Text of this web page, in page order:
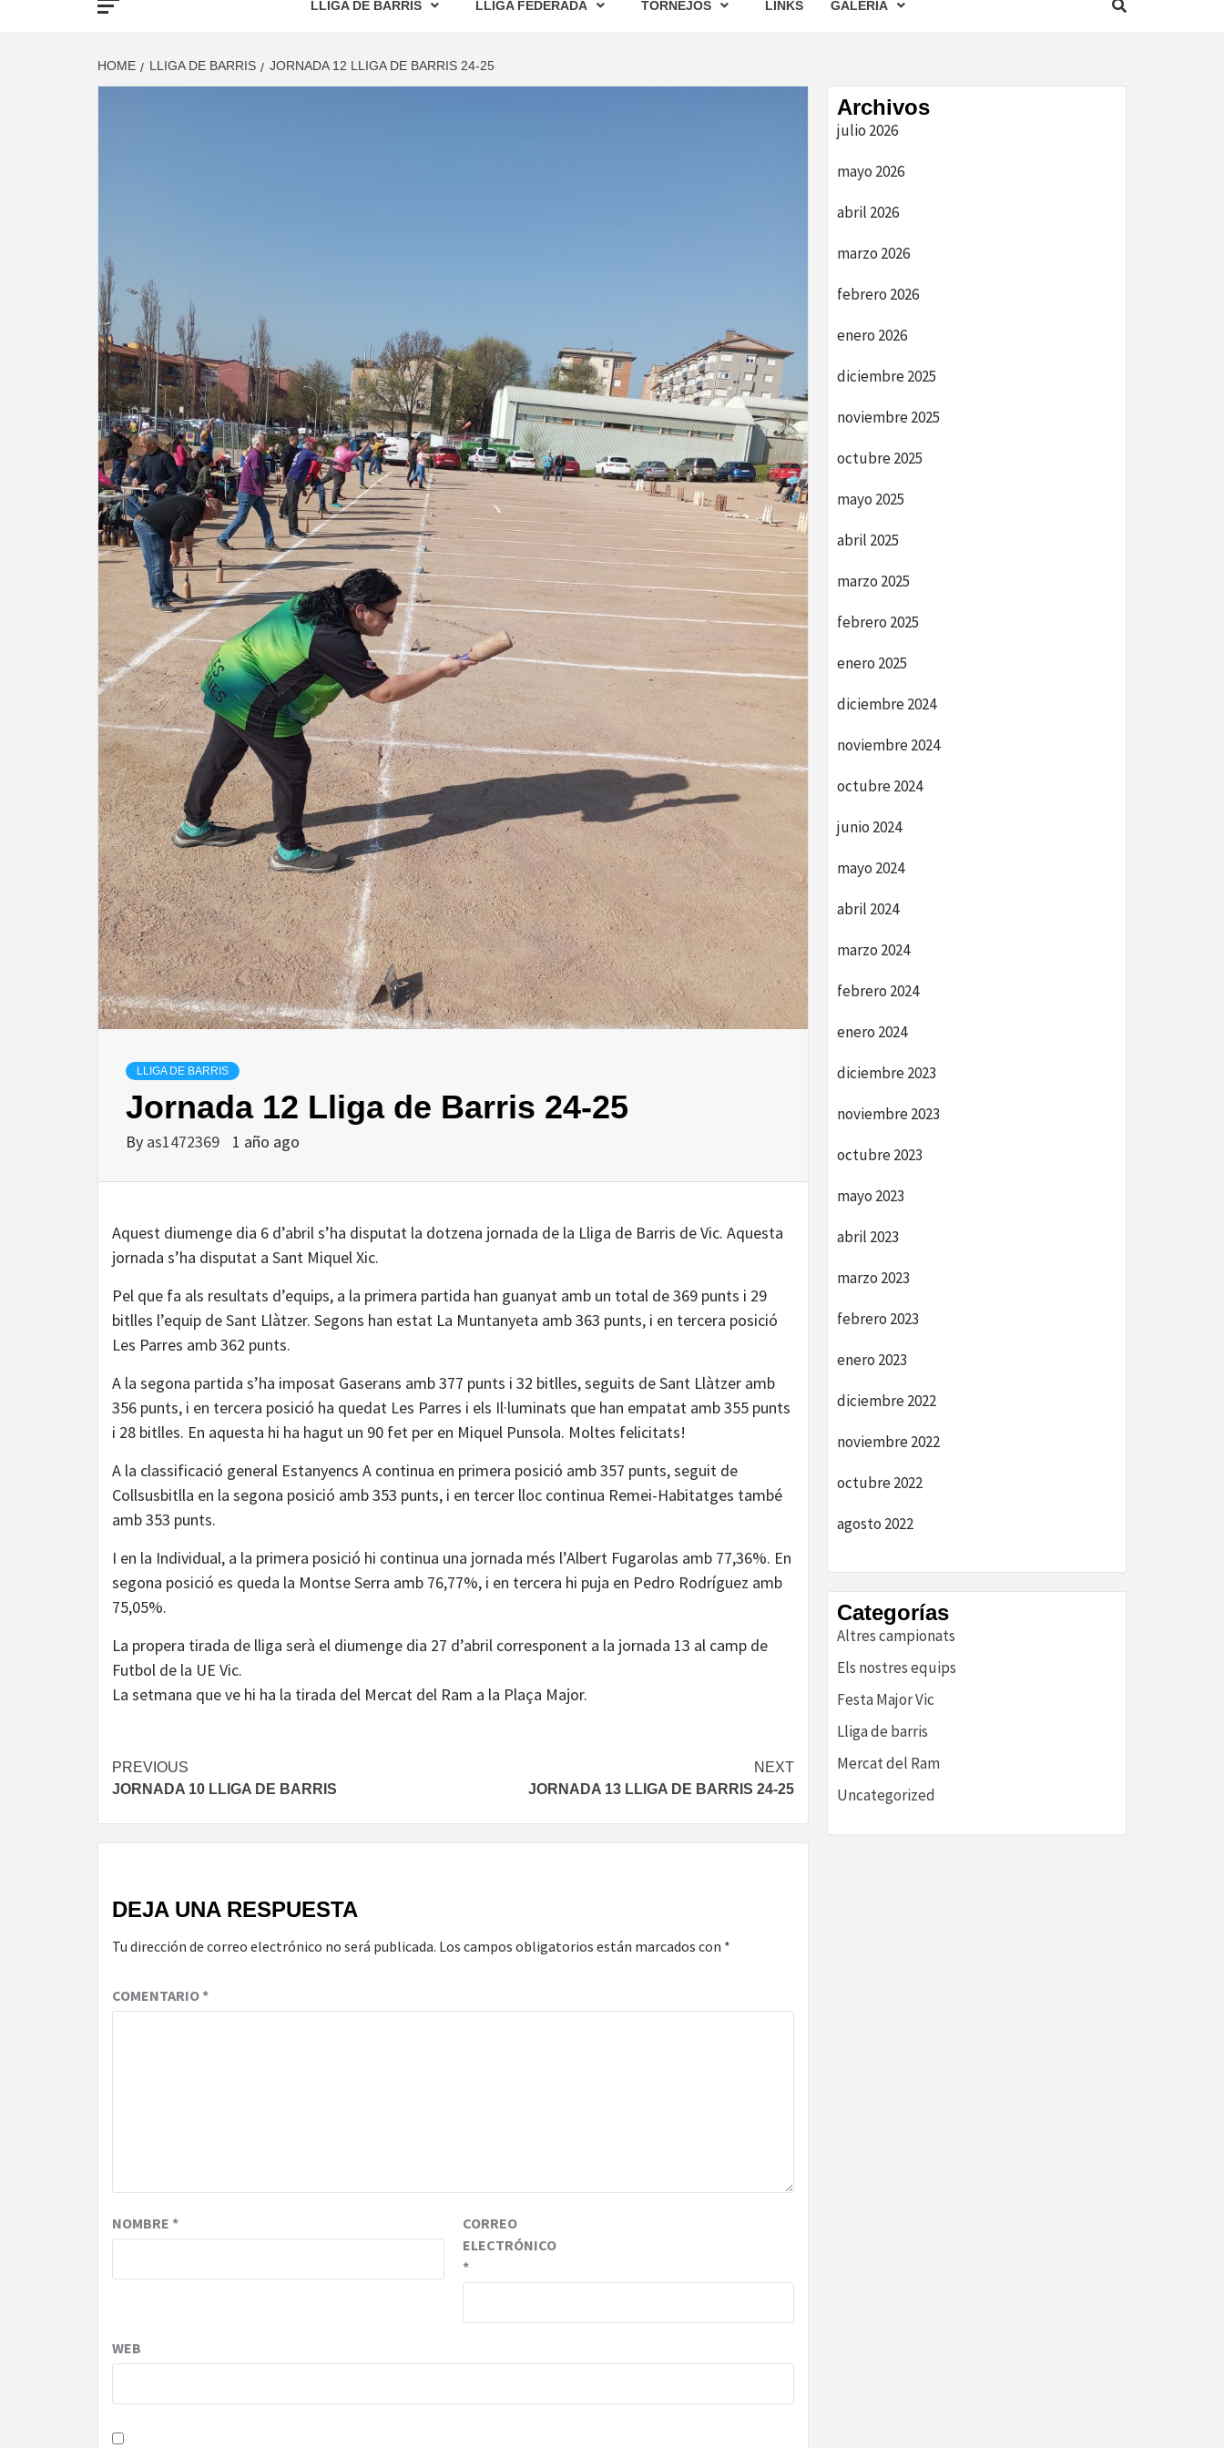
LLIGA DE BARRIS LLIGA FEDERADA TORNEJOS LINKS GALERIA
HOME LLIGA DE BARRIS JORNADA 12 LLIGA DE BARRIS 24-25
LLIGA DE BARRIS
Jornada 12 Lliga de Barris 24-25
By as1472369 1 año ago
Aquest diumenge dia 6 d’abril s’ha disputat la dotzena jornada de la Lliga de Barris de Vic. Aquesta
jornada s’ha disputat a Sant Miquel Xic.
Pel que fa als resultats d’equips, a la primera partida han guanyat amb un total de 369 punts i 29
bitlles l’equip de Sant Llàtzer. Segons han estat La Muntanyeta amb 363 punts, i en tercera posició
Les Parres amb 362 punts.
A la segona partida s’ha imposat Gaserans amb 377 punts i 32 bitlles, seguits de Sant Llàtzer amb
356 punts, i en tercera posició ha quedat Les Parres i els Il·luminats que han empatat amb 355 punts
i 28 bitlles. En aquesta hi ha hagut un 90 fet per en Miquel Punsola. Moltes felicitats!
A la classificació general Estanyencs A continua en primera posició amb 357 punts, seguit de
Collsusbitlla en la segona posició amb 353 punts, i en tercer lloc continua Remei-Habitatges també
amb 353 punts.
I en la Individual, a la primera posició hi continua una jornada més l’Albert Fugarolas amb 77,36%. En
segona posició es queda la Montse Serra amb 76,77%, i en tercera hi puja en Pedro Rodríguez amb
75,05%.
La propera tirada de lliga serà el diumenge dia 27 d’abril corresponent a la jornada 13 al camp de
Futbol de la UE Vic.
La setmana que ve hi ha la tirada del Mercat del Ram a la Plaça Major.
Continue
Reading
PREVIOUS
JORNADA 10 LLIGA DE BARRIS
NEXT
JORNADA 13 LLIGA DE BARRIS 24-25
DEJA UNA RESPUESTA
Tu dirección de correo electrónico no será publicada. Los campos obligatorios están marcados con *
COMENTARIO*
NOMBRE *
CORREO
ELECTRÓNICO
*
WEB
Archivos
julio 2026
mayo 2026
abril 2026
marzo 2026
febrero 2026
enero 2026
diciembre 2025
noviembre 2025
octubre 2025
mayo 2025
abril 2025
marzo 2025
febrero 2025
enero 2025
diciembre 2024
noviembre 2024
octubre 2024
junio 2024
mayo 2024
abril 2024
marzo 2024
febrero 2024
enero 2024
diciembre 2023
noviembre 2023
octubre 2023
mayo 2023
abril 2023
marzo 2023
febrero 2023
enero 2023
diciembre 2022
noviembre 2022
octubre 2022
agosto 2022
Categorías
Altres campionats
Els nostres equips
Festa Major Vic
Lliga de barris
Mercat del Ram
Uncategorized